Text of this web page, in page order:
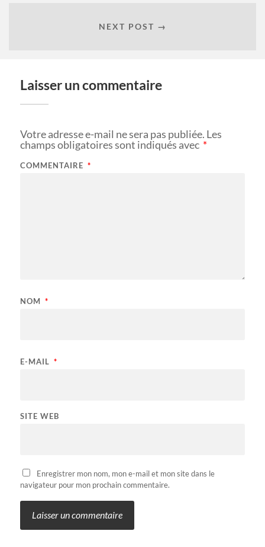
NEXT POST →
Laisser un commentaire
Votre adresse e-mail ne sera pas publiée. Les
champs obligatoires sont indiqués avec *
COMMENTAIRE *
NOM *
E-MAIL *
SITE WEB
Enregistrer mon nom, mon e-mail et mon site dans le
navigateur pour mon prochain commentaire.